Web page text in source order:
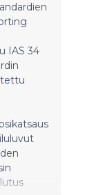
IAS 34